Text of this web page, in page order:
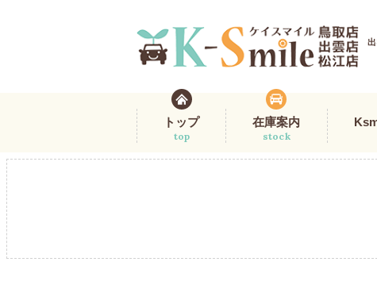
トップ
top
在庫案内
stock